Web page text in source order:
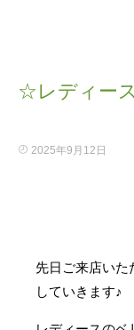
☆レディー
2025年9月12日
先日ご来店いた
していきます♪